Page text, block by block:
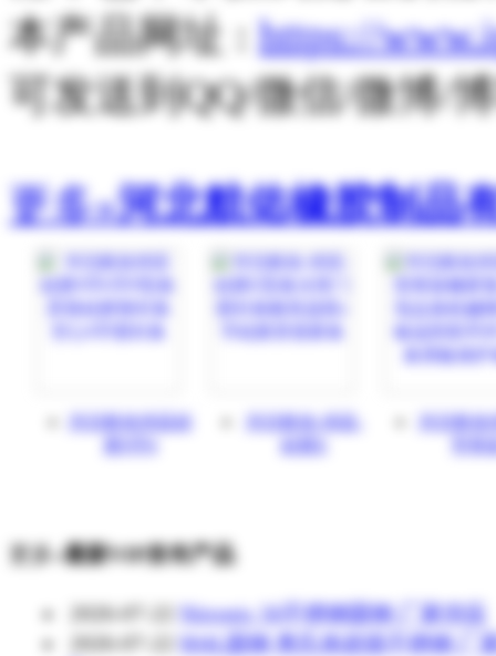
本产品网址 :https://
可发送到QQ/微信/微博/
更多»河北航佑橡胶制品
河北航佑供应硅
河北航佑-供应-
河北航佑
更多»最新VIP发布产品
Nitronic 50不锈钢圆钢 厂家供应
904L圆钢 奥氏体超级不锈钢 厂